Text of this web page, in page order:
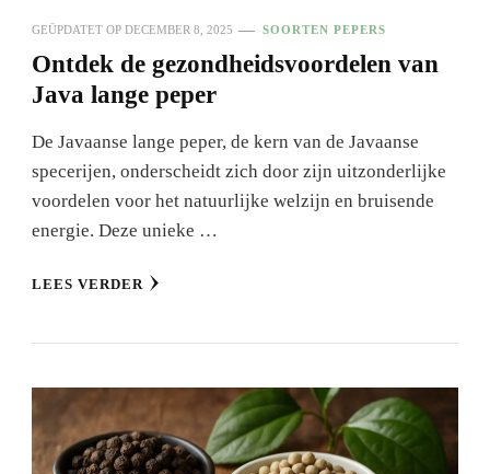
GEÜPDATET OP DECEMBER 8, 2025 SOORTEN PEPERS
Ontdek de gezondheidsvoordelen van
Java lange peper
De Javaanse lange peper, de kern van de Javaanse
specerijen, onderscheidt zich door zijn uitzonderlijke
voordelen voor het natuurlijke welzijn en bruisende
energie. Deze unieke …
LEES VERDER